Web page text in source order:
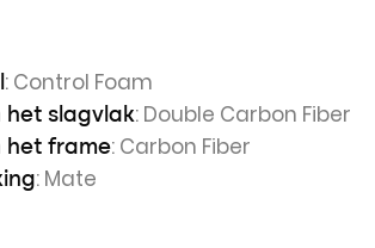
: Control Foam
het slagvlak: Double Carbon Fiber
het frame: Carbon Fiber
: Mate